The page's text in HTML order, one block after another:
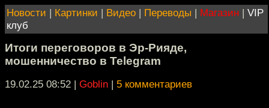
Новости | Картинки | Видео | Переводы | Магазин | VIP
клуб
Итоги переговоров в Эр-Рияде,
мошенничество в Telegram
19.02.25 08:52 | Goblin | 5 комментариев